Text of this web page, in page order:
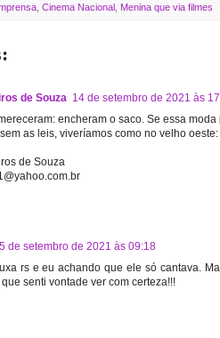
Cinema Nacional Menina que via filmes
de Souza 14 de setembro de 2021 às
encheram o saco. Se essa moda
as leis, viveríamos como no velho
de Souza
de setembro de 2021 às 09:18
rs e eu achando que ele só cantava.
senti vontade ver com certeza!!!